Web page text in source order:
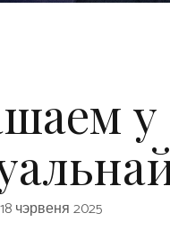
18 чэрвеня 2025